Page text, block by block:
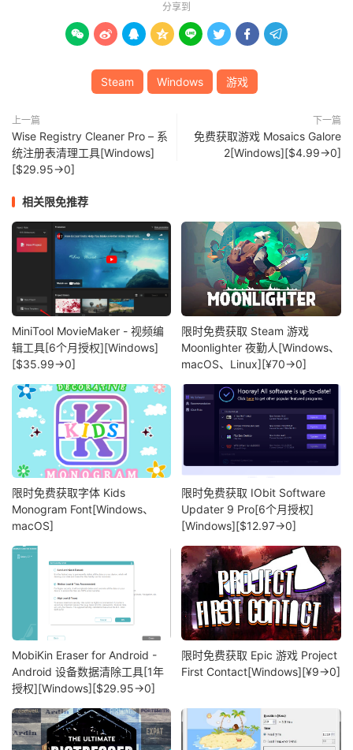
分享到
       
Steam Windows 游戏
上一篇
Wise Registry Cleaner Pro – 系
统注册表清理工具[Windows]
[$29.95→0]
下一篇
免费获取游戏 Mosaics Galore
2[Windows][$4.99→0]
相关限免推荐
MiniTool MovieMaker - 视频编
辑工具[6个月授权][Windows]
[$35.99→0]
限时免费获取 Steam 游戏
Moonlighter 夜勤人[Windows、
macOS、Linux][¥70→0]
限时免费获取字体 Kids
Monogram Font[Windows、
macOS]
限时免费获取 IObit Software
Updater 9 Pro[6个月授权]
[Windows][$12.97→0]
MobiKin Eraser for Android -
Android 设备数据清除工具[1年
授权][Windows][$29.95→0]
限时免费获取 Epic 游戏 Project
First Contact[Windows][¥9→0]